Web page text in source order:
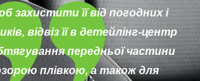
контору довго, тут
все - сервіс, майстерність,
процесі надсилали фото та
вкрай задоволений. Повезу